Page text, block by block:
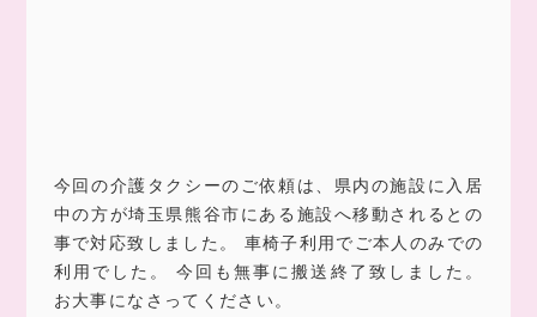
今回の介護タクシーのご依頼は、県内の施設に入居
中の方が埼玉県熊谷市にある施設へ移動されるとの
事で対応致しました。 車椅子利用でご本人のみでの
利用でした。 今回も無事に搬送終了致しました。
お大事になさってください。